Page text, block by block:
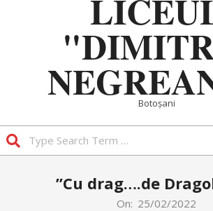
Botoșani
”Cu drag….de
On: 25/02/2022